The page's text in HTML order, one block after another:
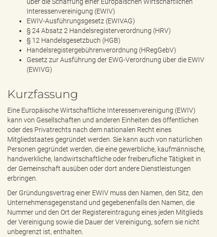
Interessenvereinigung (EWIV)
EWIV-Ausführungsgesetz (EWIVAG)
§ 24 Absatz 2 Handelsregisterverordnung (HRV)
§ 12 Handelsgesetzbuch (HGB)
Handelsregistergebührenverordnung (HRegGebV)
Gesetz zur Ausführung der EWG-Verordnung über die EWIV
(EWIVG)
Kurzfassung
Eine Europäische Wirtschaftliche Interessenvereinigung (EWIV)
kann von Gesellschaften und anderen Einheiten des öffentlichen
oder des Privatrechts nach dem nationalen Recht eines
Mitgliedstaates gegründet werden. Sie kann auch von natürlichen
Personen gegründet werden, die eine gewerbliche, kaufmännische,
handwerkliche, landwirtschaftliche oder freiberufliche Tätigkeit in
der Gemeinschaft ausüben oder dort andere Dienstleistungen
erbringen.
Der Gründungsvertrag einer EWIV muss den Namen, den Sitz, den
Unternehmensgegenstand und gegebenenfalls den Namen, die
Nummer und den Ort der Registereintragung eines jeden Mitglieds
der Vereinigung sowie die Dauer der Vereinigung, sofern sie nicht
unbegrenzt ist, enthalten.